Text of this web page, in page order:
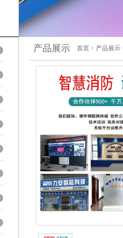
产品展示 首页 > 产品展示